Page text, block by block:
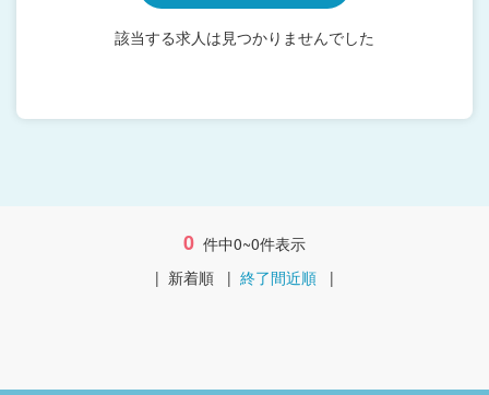
該当する求人は見つかりませんでした
0 件中0~0件表示
| 新着順 | 終了間近順 |